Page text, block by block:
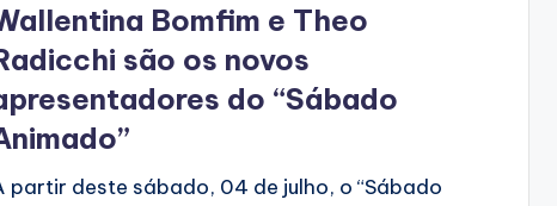
Bomfim e Theo
são os novos
do “Sábado
partir deste sábado, 04 de julho, o “Sábado